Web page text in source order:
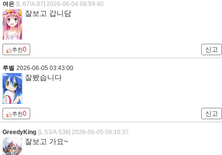
여은 [L:67/A:87] 2026-06-04 08:59:40
잘보고 갑니담
추천0 신고
루벨 2026-06-05 03:43:00
잘봤습니다
추천0 신고
GreedyKing [L:53/A:538] 2026-06-05 09:10:37
잘보고 가요~